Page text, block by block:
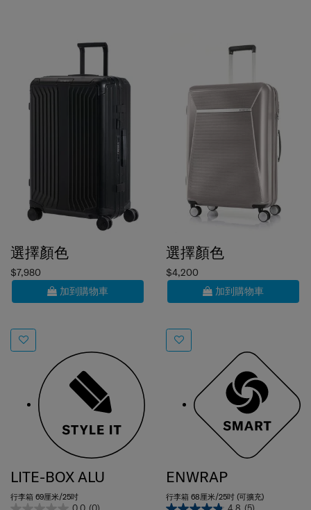
$7,980
加到購物車
LITE-BOX ALU
行李箱 69厘米/25吋
0.0
$4,200
加到購物車
行李箱 68厘米/25吋 (可擴充)
4.8 (5)